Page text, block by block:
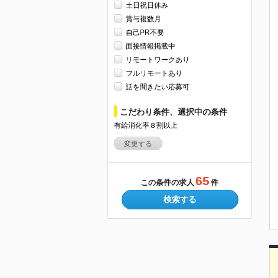
土日祝日休み
賞与複数月
自己PR不要
面接情報掲載中
リモートワークあり
フルリモートあり
話を聞きたい応募可
こだわり条件、選択中の条件
有給消化率８割以上
変更する
この条件の求人 65 件
検索する